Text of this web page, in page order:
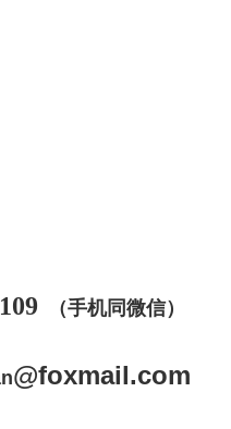
（手机同微信）
@foxmail.com